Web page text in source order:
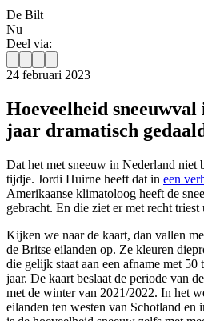
De Bilt
Nu
Deel via:
24 februari 2023
Hoeveelheid
jaar dramatisch gedaald
Dat het met sneeuw in Nederland niet
tijdje. Jordi Huirne heeft dat in een
Amerikaanse klimatoloog heeft de
gebracht. En die ziet er met recht triest
Kijken we naar de kaart, dan vallen
de Britse eilanden op. Ze kleuren
die gelijk staat aan een afname met
jaar. De kaart beslaat de periode van
met de winter van 2021/2022. In het
eilanden ten westen van Schotland en